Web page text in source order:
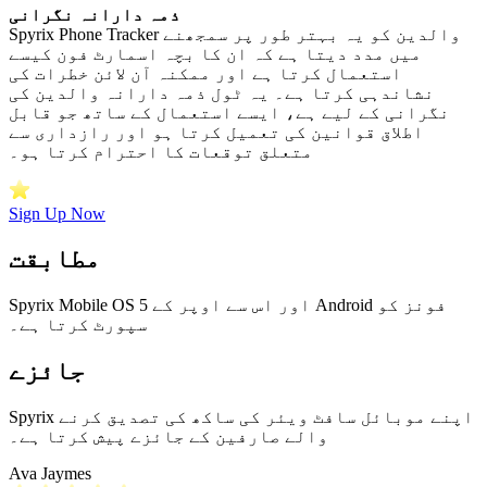
ذمہ دارانہ نگرانی
Spyrix Phone Tracker والدین کو یہ بہتر طور پر سمجھنے
میں مدد دیتا ہے کہ ان کا بچہ اسمارٹ فون کیسے
استعمال کرتا ہے اور ممکنہ آن لائن خطرات کی
نشاندہی کرتا ہے۔ یہ ٹول ذمہ دارانہ والدین کی
نگرانی کے لیے ہے، ایسے استعمال کے ساتھ جو قابل
اطلاق قوانین کی تعمیل کرتا ہو اور رازداری سے
متعلق توقعات کا احترام کرتا ہو۔
Sign Up Now
مطابقت
Spyrix Mobile OS 5 اور اس سے اوپر کے Android فونز کو
سپورٹ کرتا ہے۔
جائزے
Spyrix اپنے موبائل سافٹ ویئر کی ساکھ کی تصدیق کرنے
والے صارفین کے جائزے پیش کرتا ہے۔
Ava Jaymes